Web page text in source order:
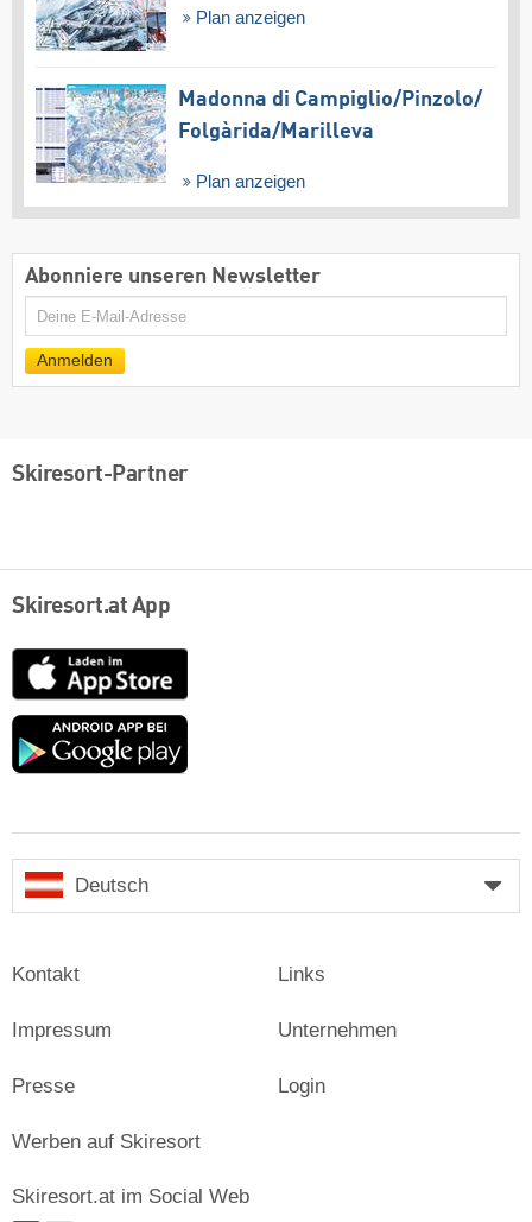
Plan anzeigen
Madonna di Campiglio/​Pinzolo/​
Folgàrida/​Marilleva
Plan anzeigen
Abonniere unseren Newsletter
E-
Anmelden
Skiresort-Partner
Skiresort.at App
App
Store
Google
Deutsch
Kontakt
Impressum
Presse
Links
Unternehmen
Login
Werben auf Skiresort
Skiresort.at im Social Web